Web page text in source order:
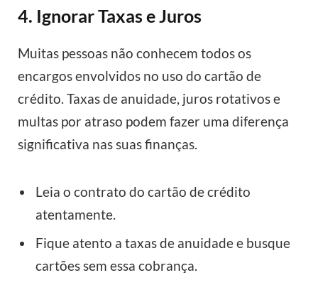
4. Ignorar Taxas e Juros
Muitas pessoas não conhecem todos os
encargos envolvidos no uso do cartão de
crédito. Taxas de anuidade, juros rotativos e
multas por atraso podem fazer uma diferença
significativa nas suas finanças.
Leia o contrato do cartão de crédito
atentamente.
Fique atento a taxas de anuidade e busque
cartões sem essa cobrança.